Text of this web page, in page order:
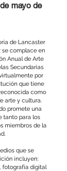
mayo de
de Lancaster
se complace en
Anual de Arte
Secundarias
por
que tiene
como
arte y cultura.
promete una
tanto para los
miembros de la
que se
incluyen:
fotografía digital